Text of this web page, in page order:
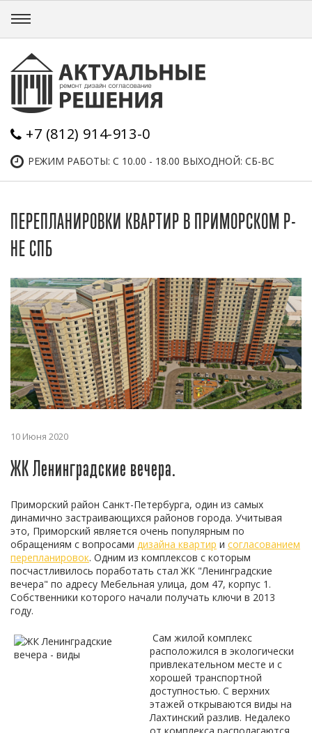
+7 (812) 914-913-0
РЕЖИМ РАБОТЫ: С 10.00 - 18.00 ВЫХОДНОЙ: СБ-ВС
ПЕРЕПЛАНИРОВКИ КВАРТИР В ПРИМОРСКОМ Р-
НЕ СПБ
10 Июня 2020
ЖК Ленинградские вечера.
Приморский район Санкт-Петербурга, один из самых
динамично застраивающихся районов города. Учитывая
это, Приморский является очень популярным по
обращениям с вопросами дизайна квартир и согласованием
перепланировок. Одним из комплексов с которым
посчастливилось поработать стал ЖК "Ленинградские
вечера" по адресу Мебельная улица, дом 47, корпус 1.
Собственники которого начали получать ключи в 2013
году.
Сам жилой комплекс
расположился в экологически
привлекательном месте и с
хорошей транспортной
доступностью. С верхних
этажей открываются виды на
Лахтинский разлив. Недалеко